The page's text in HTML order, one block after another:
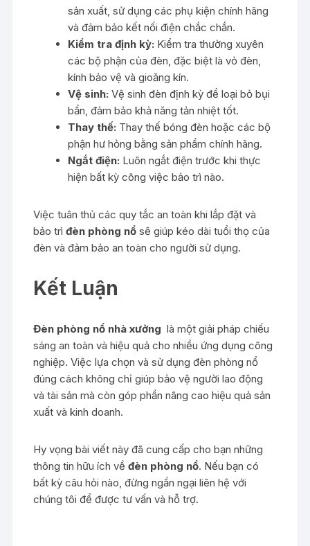
sản xuất, sử dụng các phụ kiện chính hãng
và đảm bảo kết nối điện chắc chắn.
Kiểm tra định kỳ: Kiểm tra thường xuyên
các bộ phận của đèn, đặc biệt là vỏ đèn,
kính bảo vệ và gioăng kín.
Vệ sinh: Vệ sinh đèn định kỳ để loại bỏ bụi
bẩn, đảm bảo khả năng tản nhiệt tốt.
Thay thế: Thay thế bóng đèn hoặc các bộ
phận hư hỏng bằng sản phẩm chính hãng.
Ngắt điện: Luôn ngắt điện trước khi thực
hiện bất kỳ công việc bảo trì nào.
Việc tuân thủ các quy tắc an toàn khi lắp đặt và
bảo trìđèn phòng nổ sẽ giúp kéo dài tuổi thọ của
đèn và đảm bảo an toàn cho người sử dụng.
Kết Luận
Đèn phòng nổ nhà xưởng là một giải pháp chiếu
sáng an toàn và hiệu quả cho nhiều ứng dụng công
nghiệp. Việc lựa chọn và sử dụng đèn phòng nổ
đúng cách không chỉ giúp bảo vệ người lao động
và tài sản mà còn góp phần nâng cao hiệu quả sản
xuất và kinh doanh.
Hy vọng bài viết này đã cung cấp cho bạn những
thông tin hữu ích vềđèn phòng nổ. Nếu bạn có
bất kỳ câu hỏi nào, đừng ngần ngại liên hệ với
chúng tôi để được tư vấn và hỗ trợ.